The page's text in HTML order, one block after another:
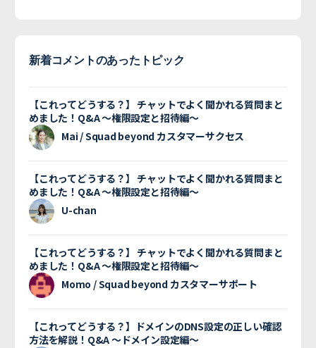
新着コメントのあったトピック
【これってどうする？】 チャットでよく聞かれる質問まと
めました！Q&A 〜権限設定と招待編〜
Mai / Squad beyond カスタマーサクセス
【これってどうする？】 チャットでよく聞かれる質問まと
めました！Q&A 〜権限設定と招待編〜
U-chan
【これってどうする？】 チャットでよく聞かれる質問まと
めました！Q&A 〜権限設定と招待編〜
Momo / Squad beyond カスタマーサポート
【これってどうする？】ドメインのDNS設定の正しい確認
方法を解説！Q&A 〜ドメイン設定編〜